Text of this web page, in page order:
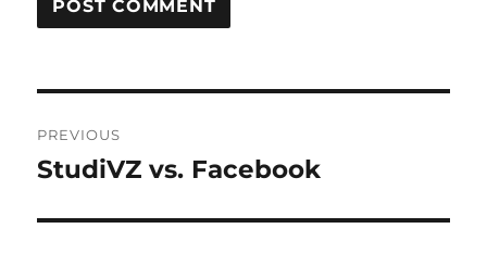
navigation
PREVIOUS
Previous
StudiVZ vs. Facebook